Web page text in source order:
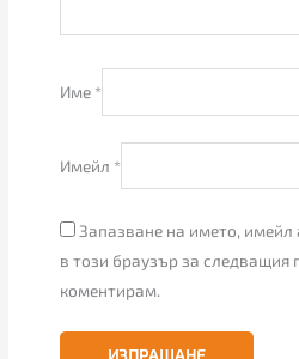
Име *
Имейл *
Запазване на името, имейл
в този браузър за следващия
коментирам.